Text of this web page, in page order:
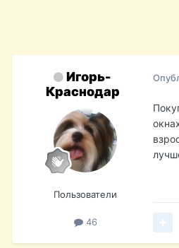
Игорь-
Краснодар
Пользователи
46